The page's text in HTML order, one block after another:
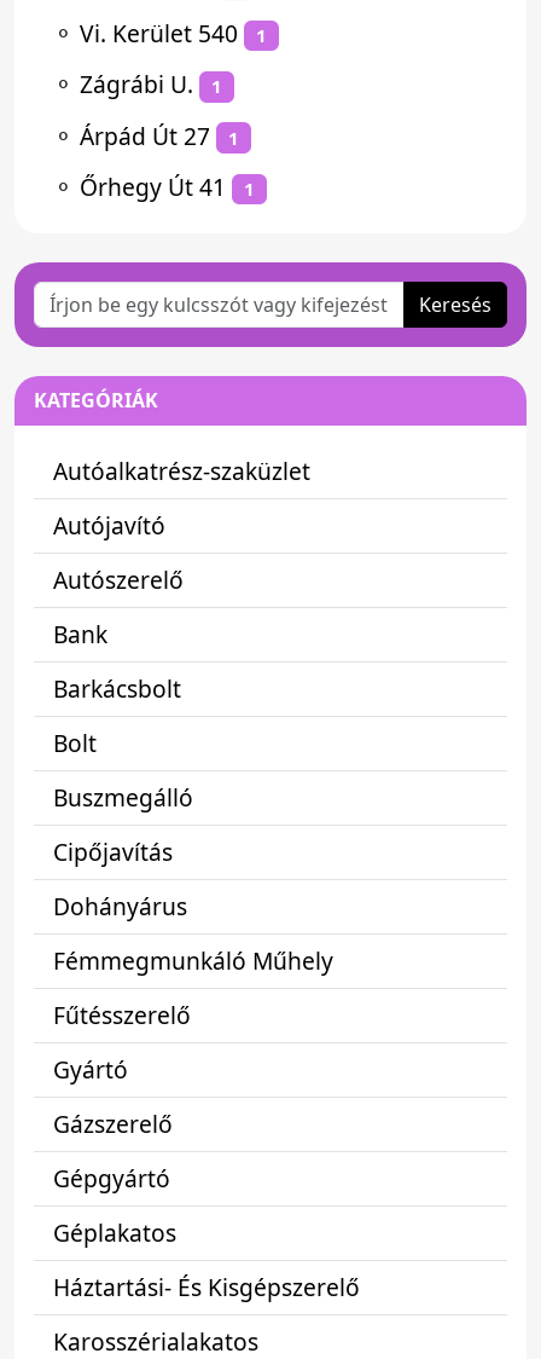
⚬ Vi. Kerület 540 1
⚬ Zágrábi U. 1
⚬ Árpád Út 27 1
⚬ Őrhegy Út 41 1
Keresés
KATEGÓRIÁK
Autóalkatrész-szaküzlet
Autójavító
Autószerelő
Bank
Barkácsbolt
Bolt
Buszmegálló
Cipőjavítás
Dohányárus
Fémmegmunkáló Műhely
Fűtésszerelő
Gyártó
Gázszerelő
Gépgyártó
Géplakatos
Háztartási- És Kisgépszerelő
Karosszérialakatos